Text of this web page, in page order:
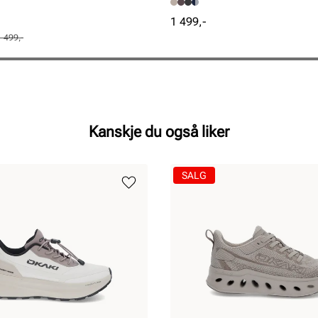
499,-
Pris
1 499,-
Kanskje du også liker
SALG